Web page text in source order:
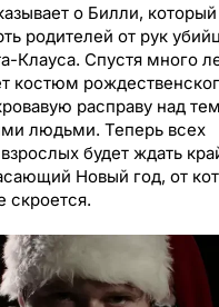
о Билли,
родителей от рук
Клауса. Спустя много
костюм
расправу над
людьми. Теперь всех
будет ждать
Новый год, от
скроется.